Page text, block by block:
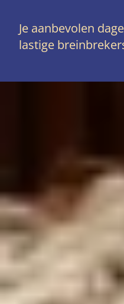
Je aanbevolen
lastige